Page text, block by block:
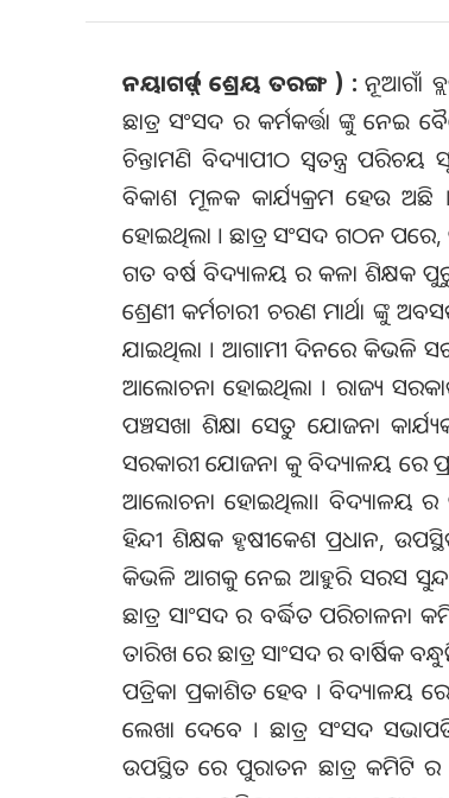
ନୟାଗଡ଼ ( ଶ୍ରେୟ ତରଙ୍ଗ ) :ନୂଆଗାଁ
ଛାତ୍ର ସଂସଦ ର କର୍ମକର୍ତ୍ତା ଙ୍କୁ ନେଇ
ଚିନ୍ତାମଣି ବିଦ୍ୟାପୀଠ ସ୍ବତନ୍ତ୍ର
ବିକାଶ ମୂଳକ କାର୍ଯ୍ୟକ୍ରମ ହେଉ
ହୋଇଥିଲା । ଛାତ୍ର ସଂସଦ ଗଠନ ପରେ,
ଗତ ବର୍ଷ ବିଦ୍ୟାଳୟ ର କଳା ଶିକ୍ଷକ
ଶ୍ରେଣୀ କର୍ମଚାରୀ ଚରଣ ମାର୍ଥା ଙ୍କୁ
ଯାଇଥିଲା । ଆଗାମୀ ଦିନରେ କିଭଳି
ଆଲୋଚନା ହୋଇଥିଲା । ରାଜ୍ୟ
ପଞ୍ଚସଖା ଶିକ୍ଷା ସେତୁ ଯୋଜନା
ସରକାରୀ ଯୋଜନା କୁ ବିଦ୍ୟାଳୟ ରେ
ଆଲୋଚନା ହୋଇଥିଲା। ବିଦ୍ୟାଳୟ ର
ହିନ୍ଦୀ ଶିକ୍ଷକ ହୃଷୀକେଶ ପ୍ରଧାନ,
କିଭଳି ଆଗକୁ ନେଇ ଆହୁରି ସରସ ସୁନ୍ଦର୍
ଛାତ୍ର ସାଂସଦ ର ବର୍ଦ୍ଧିତ
ତାରିଖ ରେ ଛାତ୍ର ସାଂସଦ ର ବାର୍ଷିକ
ପତ୍ରିକା ପ୍ରକାଶିତ ହେବ । ବିଦ୍ୟାଳୟ
ଲେଖା ଦେବେ । ଛାତ୍ର ସଂସଦ
ଉପସ୍ଥିତ ରେ ପୁରାତନ ଛାତ୍ର କମିଟି ର